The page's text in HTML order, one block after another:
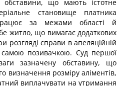
обставини, що мають істотне
становище платника
за межами області й
житло, що вимагає додаткових
розгляді справи в апеляційній
самою позивачкою. Суд першої
зазначену обставину, що
визначення розміру аліментів,
виплачувати на утримання